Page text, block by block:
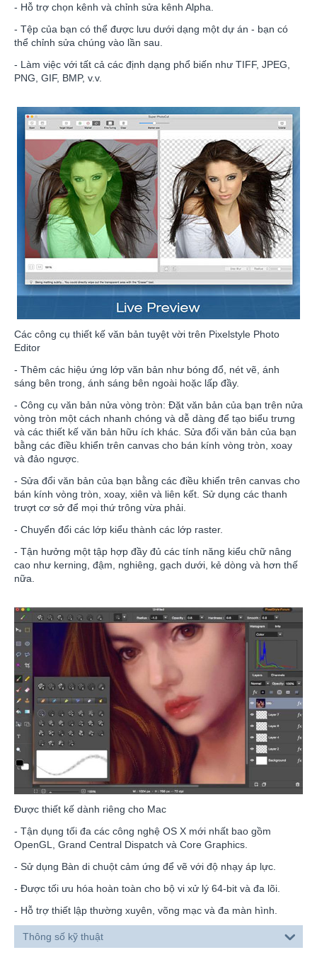
- Hỗ trợ chọn kênh và chỉnh sửa kênh Alpha.
- Tệp của bạn có thể được lưu dưới dạng một dự án - bạn có
thể chỉnh sửa chúng vào lần sau.
- Làm việc với tất cả các định dạng phổ biến như TIFF, JPEG,
PNG, GIF, BMP, v.v.
Các công cụ thiết kế văn bản tuyệt vời trên Pixelstyle Photo
Editor
- Thêm các hiệu ứng lớp văn bản như bóng đổ, nét vẽ, ánh
sáng bên trong, ánh sáng bên ngoài hoặc lấp đầy.
- Công cụ văn bản nửa vòng tròn: Đặt văn bản của bạn trên nửa
vòng tròn một cách nhanh chóng và dễ dàng để tạo biểu trưng
và các thiết kế văn bản hữu ích khác. Sửa đổi văn bản của bạn
bằng các điều khiển trên canvas cho bán kính vòng tròn, xoay
và đảo ngược.
- Sửa đổi văn bản của bạn bằng các điều khiển trên canvas cho
bán kính vòng tròn, xoay, xiên và liên kết. Sử dụng các thanh
trượt cơ sở để mọi thứ trông vừa phải.
- Chuyển đổi các lớp kiểu thành các lớp raster.
- Tận hưởng một tập hợp đầy đủ các tính năng kiểu chữ nâng
cao như kerning, đậm, nghiêng, gạch dưới, kẻ dòng và hơn thế
nữa.
Được thiết kế dành riêng cho Mac
- Tận dụng tối đa các công nghệ OS X mới nhất bao gồm
OpenGL, Grand Central Dispatch và Core Graphics.
- Sử dụng Bàn di chuột cảm ứng để vẽ với độ nhạy áp lực.
- Được tối ưu hóa hoàn toàn cho bộ vi xử lý 64-bit và đa lõi.
- Hỗ trợ thiết lập thường xuyên, võng mạc và đa màn hình.
Thông số kỹ thuật